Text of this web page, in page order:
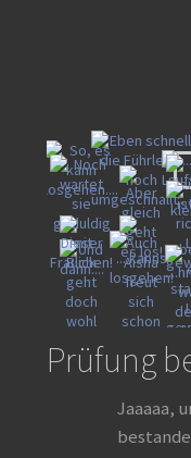
Prüfung
Jaaaaa,